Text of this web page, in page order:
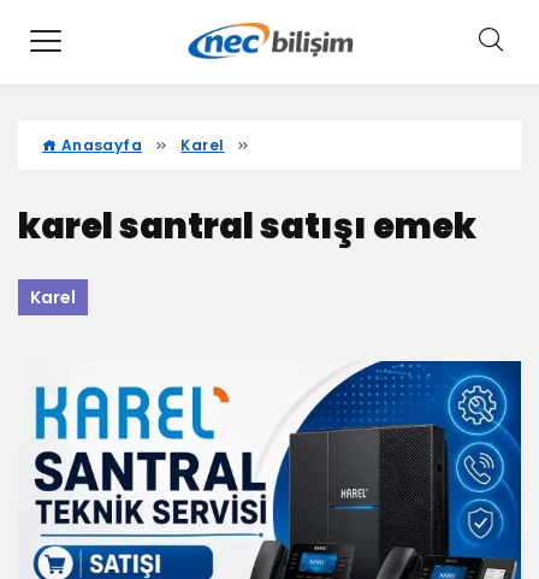
Anasayfa Karel
karel santral satışı emek
Karel